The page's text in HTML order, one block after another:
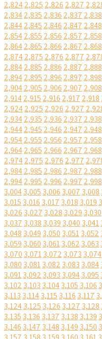
2,8242,825 2,826 2,827
2,8342,835 2,836 2,837 2,838
2,8442,845 2,846 2,847 2,848
2,8542,855 2,856 2,857 2,858
2,8642,865 2,866 2,867 2,868
2,8742,875 2,876 2,877
2,8842,885 2,886 2,887 2,888
2,8942,895 2,896 2,897 2,898
2,9042,905 2,906 2,907 2,908
2,9142,915 2,916 2,917 2,918
2,9242,925 2,926 2,927
2,9342,935 2,936 2,937 2,938
2,9442,945 2,946 2,947 2,948
2,9542,955 2,956 2,957 2,958
2,9642,965 2,966 2,967 2,968
2,9742,975 2,976 2,977
2,9842,985 2,986 2,987 2,988
2,9942,995 2,996 2,997 2,998
3,0043,005 3,006 3,007 3,008
3,015 3,016 3,017 3,018 3,019
3,026 3,027 3,028 3,029 3,030
3,037 3,038 3,039 3,040 3,041
3,048 3,049 3,050 3,0513,052
3,059 3,060 3,0613,062 3,063
3,070 3,0713,072 3,073 3,074
3,080 3,0813,082 3,083 3,084
3,0913,092 3,093 3,0943,095
3,102 3,103 3,1043,105 3,106
3,113 3,1143,115 3,116 3,117
3,1243,125 3,126 3,127 3,128
3,135 3,136 3,137 3,138 3,139
3,146 3,147 3,148 3,149 3,150